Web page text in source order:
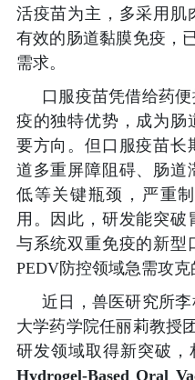
活疫苗为主，多采用肌
有效的肠道黏膜免疫，
需求。
口服疫苗凭借给药
疫的独特优势，成为肠
要方向。但口服疫苗长
道多重屏障阻碍、肠道
低等关键瓶颈，严重
用。因此，研发能突破
与系统双重免疫的新型
PEDV防控领域急需攻克
近日，兽医研究所
大学药学院任丽莉教授
研发领域取得新突破，
Hydrogel-Based Oral